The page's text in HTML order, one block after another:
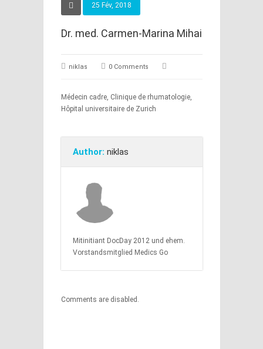
25 Fév, 2018
Dr. med. Carmen-Marina Mihai
niklas 0 Comments
Médecin cadre, Clinique de rhumatologie,
Hôpital universitaire de Zurich
Author: niklas
Mitinitiant DocDay 2012 und ehem.
Vorstandsmitglied Medics Go
Comments are disabled.